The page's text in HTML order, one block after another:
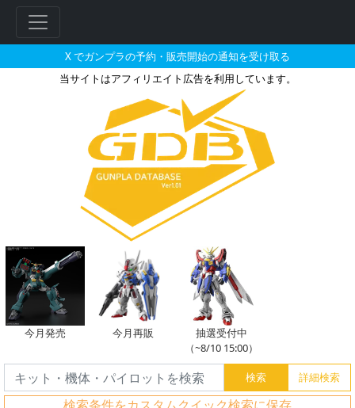
X でガンプラの予約・販売開始の通知を受け取る
当サイトはアフィリエイト広告を利用しています。
機動戦士ガンダム 復讐のレクイ
今月発売 今月再販
抽選受付中
（~8/10 15:00）
リ
ワ
索